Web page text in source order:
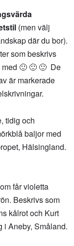
(men välj
där du bor).
som beskrivs
🙂 🙂 🙂 De
är markerade
tidig och
baljor med
Hälsingland.
får violetta
Beskrivs som
kålrot och Kurt
i Aneby, Småland.